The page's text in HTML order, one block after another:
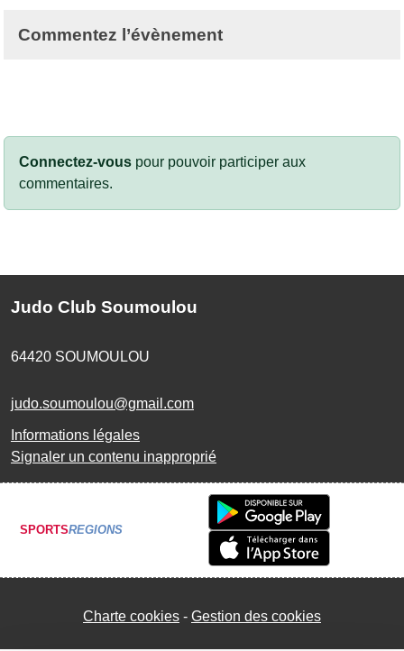
Commentez l’évènement
Connectez-vous pour pouvoir participer aux
commentaires.
Judo Club Soumoulou
64420 SOUMOULOU
judo.soumoulou@gmail.com
Informations légales
Signaler un contenu inapproprié
SPORTSREGIONS
Charte cookies Gestion des cookies